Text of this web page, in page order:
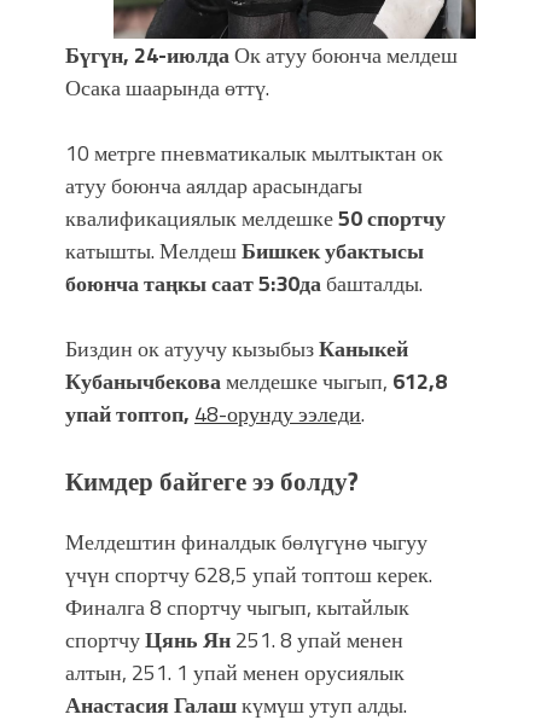
Бүгүн, 24-июлдаОк атуу боюнча мелдеш
Осака шаарында өттү.
10 метрге пневматикалык мылтыктан ок
атуу боюнча аялдар арасындагы
квалификациялык мелдешке50 спортчу
катышты. МелдешБишкек убактысы
боюнча таңкы саат 5:30дабашталды.
Биздин ок атуучу кызыбызКаныкей
Кубанычбековамелдешке чыгып, 612,8
упай топтоп, 48-орунду ээледи.
Кимдер байгеге ээ болду?
Мелдештин финалдык бөлүгүнө чыгуу
үчүн спортчу 628,5 упай топтош керек.
Финалга 8 спортчу чыгып, кытайлык
спортчуЦянь Ян251. 8 упай менен
алтын, 251. 1 упай менен орусиялык
Анастасия Галашкүмүш утуп алды.